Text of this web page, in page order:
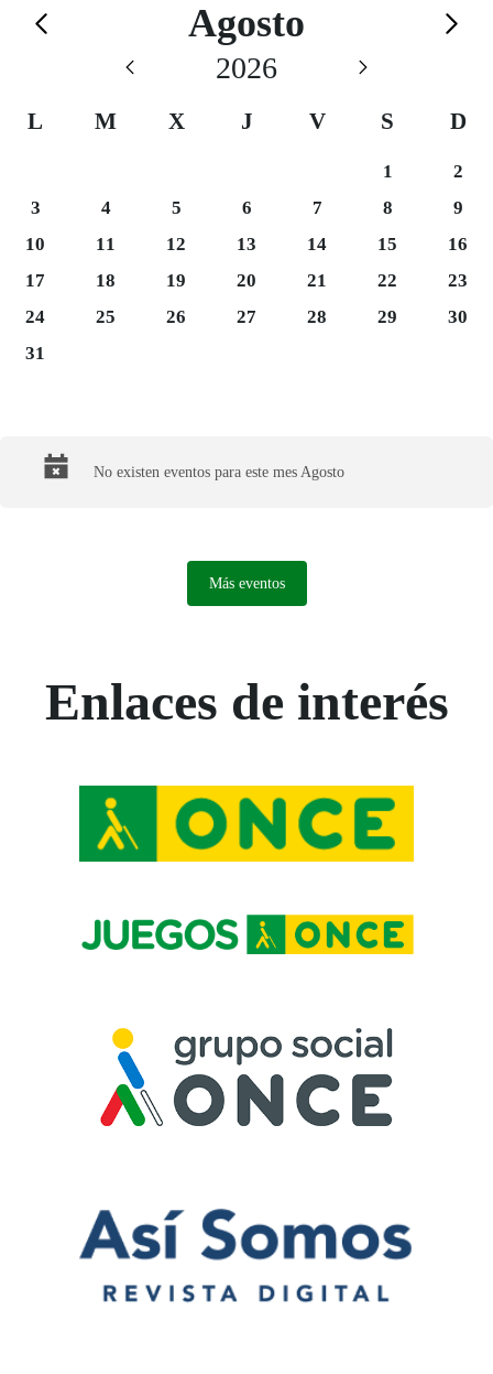
Calendario de Agosto
Saltar el calendario
Agosto
2026
L M X J V S D
Saturday 1
1
2
Monday 3
3 Tuesday 4
4 Wednesday 5
5 Thursday 6
6 Friday 7
7 Saturday 8
8
9
Monday 10
10 Tuesday 11
11 Wednesday 12
12 Thursday 13
13 Friday 14
14 Saturday 15
15
16
Monday 17
17 Tuesday 18
18 Wednesday 19
19 Thursday 20
20 Friday 21
21 Saturday 22
22
23
Monday 24
24 Tuesday 25
25 Wednesday 26
26 Thursday 27
27 Friday 28
28 Saturday 29
29
30
Monday 31
31
No existen eventos para este mes Agosto
Más eventos
Enlaces de interés